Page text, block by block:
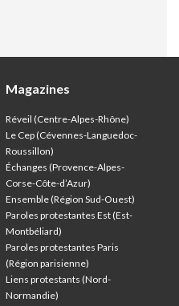
Magazines
Réveil (Centre-Alpes-Rhône)
Le Cep (Cévennes-Languedoc-
Roussillon)
Échanges (Provence-Alpes-
Corse-Côte-d’Azur)
Ensemble (Région Sud-Ouest)
Paroles protestantes Est (Est-
Montbéliard)
Paroles protestantes Paris
(Région parisienne)
Liens protestants (Nord-
Normandie)